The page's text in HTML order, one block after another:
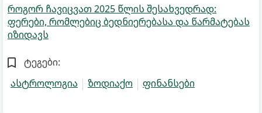
როგორ ჩავიცვათ 2025 წლის შესახვედრად:
ფერები, რომლებიც ბედნიერებასა და წარმატებას
იზიდავს
ტეგები:
ასტროლოგია
ზოდიაქო ფინანსები